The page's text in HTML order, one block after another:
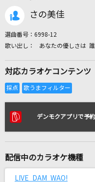
リアルタイム
怪獣の花唄
さの美佳
選曲番号： 6998-12
あなたの優しさは
対応カラオケコンテンツ
デンモクアプリで予約
配信中のカラオケ機種
LIVE DAM WAO!